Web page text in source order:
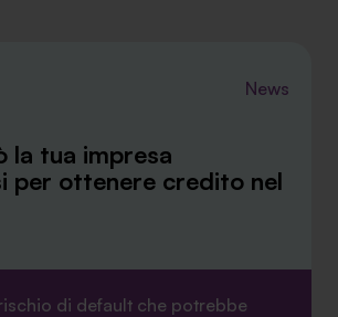
News
la tua impresa
per ottenere credito nel
di default che potrebbe